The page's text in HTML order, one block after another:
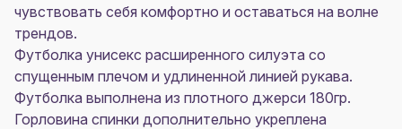
чувствовать себя комфортно и оставаться на волне
трендов.
Футболка унисекс расширенного силуэта со
спущенным плечом и удлиненной линией рукава.
Футболка выполнена из плотного джерси 180гр.
Горловина спинки дополнительно укреплена